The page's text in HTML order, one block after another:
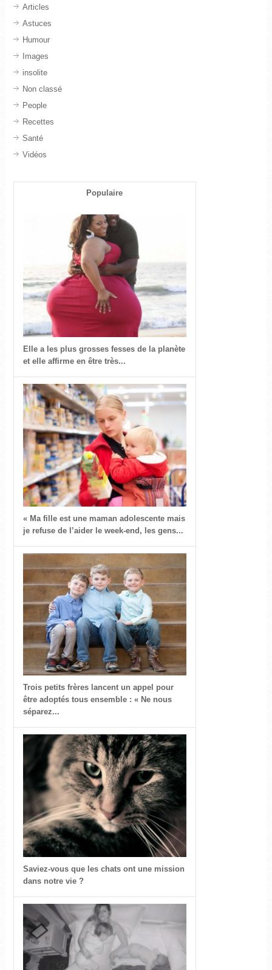
Articles
Astuces
Humour
Images
insolite
Non classé
People
Recettes
Santé
Vidéos
Populaire
Elle a les plus grosses fesses de la planète
et elle affirme en être très...
« Ma fille est une maman adolescente mais
je refuse de l’aider le week-end, les gens...
Trois petits frères lancent un appel pour
être adoptés tous ensemble : « Ne nous
séparez...
Saviez-vous que les chats ont une mission
dans notre vie ?